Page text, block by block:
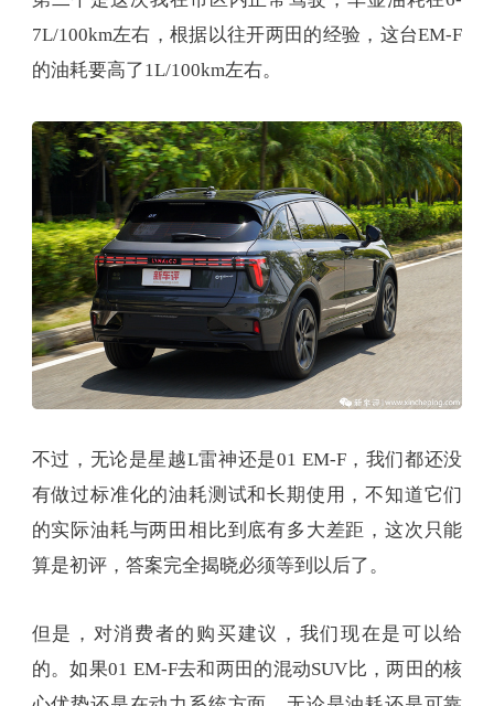
7L/100km左右，根据以往开两田的经验，这台EM-F
的油耗要高了1L/100km左右。
不过，无论是星越L雷神还是01 EM-F，我们都还没
有做过标准化的油耗测试和长期使用，不知道它们
的实际油耗与两田相比到底有多大差距，这次只能
算是初评，答案完全揭晓必须等到以后了。
但是，对消费者的购买建议，我们现在是可以给
的。如果01 EM-F去和两田的混动SUV比，两田的核